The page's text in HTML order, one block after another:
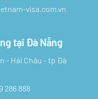
visa.com.vn
tại Đà Nẵng
- Hải Châu - tp Đà
286 888